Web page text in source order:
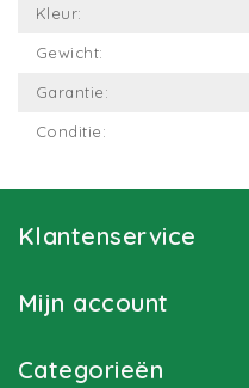
Kleur:
Gewicht:
Garantie:
Conditie:
Klantenservice
Mijn account
Categorieën